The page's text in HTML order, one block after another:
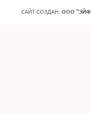
САЙТ СОЗДАН: ООО